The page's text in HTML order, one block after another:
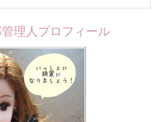
理人プロフィール